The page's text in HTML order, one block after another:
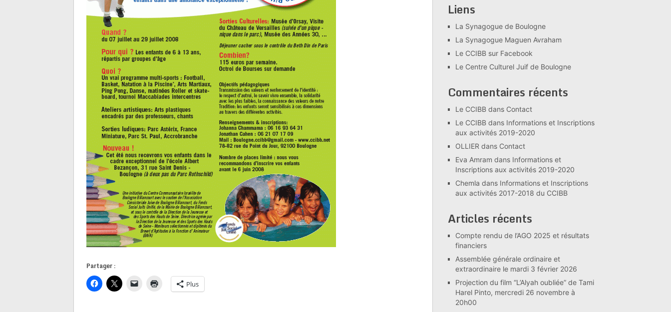
Partager :
Plus
Liens
La Synagogue de Boulogne
La Synagogue Maguen Avraham
Le CCIBB sur Facebook
Le Centre Culturel Juif de Boulogne
Commentaires récents
Le CCIBB dans Contact
Le CCIBB dans Informations et Inscriptions
aux activités 2019-2020
OLLIER dans Contact
Eva Amram dans Informations et
Inscriptions aux activités 2019-2020
Chemla dans Informations et Inscriptions
aux activités 2017-2018 du CCIBB
Articles récents
Compte rendu de l’AGO 2025 et résultats
financiers
Assemblée générale ordinaire et
extraordinaire le mardi 3 février 2026
Projection du film “L’Alyah oubliée” de Tami
Harel Pinto, mercredi 26 novembre à
20h00